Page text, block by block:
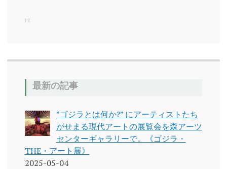
PR
最新の記事
”ゴジラとは何か?” にアーティストたち
がせまる現代アートの展覧会を森アーツ
センターギャラリーで。《ゴジラ・
THE・アート展》
2025-05-04